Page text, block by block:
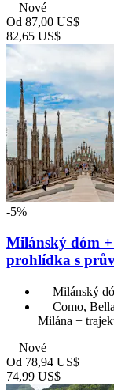
Nové
Od 87,00 US$
82,65 US$
-5%
Milánský dóm
prohlídka s
Milánský
Como,
Milána +
Nové
Od 78,94 US$
74,99 US$